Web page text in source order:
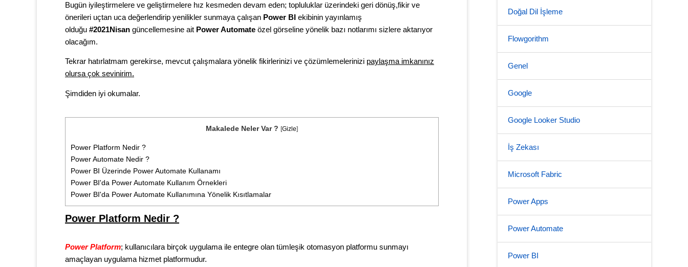
Bugün iyileştirmelere ve geliştirmelere hız kesmeden devam eden; topluluklar üzerindeki geri dönüş,fikir ve
önerileri uçtan uca değerlendirip yenilikler sunmaya çalışan Power BI ekibinin yayınlamış
olduğu #2021Nisan güncellemesine ait Power Automate özel görseline yönelik bazı notlarımı sizlere aktarıyor
olacağım.
Tekrar hatırlatmam gerekirse, mevcut çalışmalara yönelik fikirlerinizi ve çözümlemelerinizi paylaşma imkanınız
olursa çok sevinirim.
Şimdiden iyi okumalar.
Makalede Neler Var ? [Gizle]
Power Platform Nedir ?
Power Automate Nedir ?
Power BI Üzerinde Power Automate Kullanamı
Power BI'da Power Automate Kullanım Örnekleri
Power BI'da Power Automate Kullanımına Yönelik Kısıtlamalar
Power Platform Nedir ?
Power Platform; kullanıcılara birçok uygulama ile entegre olan tümleşik otomasyon platformu sunmayı
amaçlayan uygulama hizmet platformudur.
Doğal Dil İşleme
Flowgorithm
Genel
Google
Google Looker Studio
İş Zekası
Microsoft Fabric
Power Apps
Power Automate
Power BI